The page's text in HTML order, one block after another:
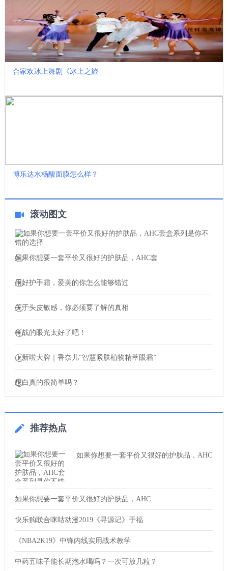
合家欢冰上舞剧《冰上之旅
博乐达水杨酸面膜怎么样？
滚动图文
如果你想要一套平价又很好的护肤品，AHC套
用好护手霜，爱美的你怎么能够错过
关于头皮敏感，你必须要了解的真相
肖战的眼光太好了吧！
上新啦大牌｜香奈儿“智慧紧肤植物精萃眼霜”
想白真的很简单吗？
推荐热点
如果你想要一套平价又很好的护肤品，AHC
如果你想要一套平价又很好的护肤品，AHC
快乐购联合咪咕动漫2019《寻源记》于福
《NBA2K19》中锋内线实用战术教学
中药五味子能长期泡水喝吗？一次可放几粒？